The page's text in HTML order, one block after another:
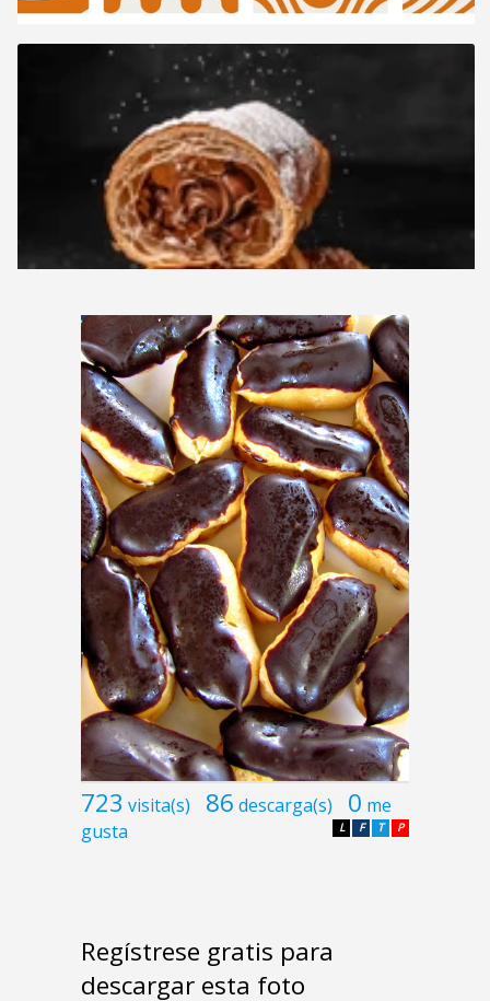
723 visita(s) 86 descarga(s) 0 me
gusta
P
T
F
L
Regístrese gratis para
descargar esta foto